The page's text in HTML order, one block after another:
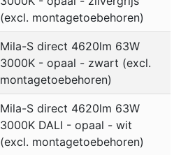
(excl. montagetoebehoren)
Mila-S direct 4620lm 63W
3000K - opaal - zwart (excl.
montagetoebehoren)
Mila-S direct 4620lm 63W
3000K DALI - opaal - wit
(excl. montagetoebehoren)